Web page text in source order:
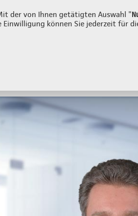
der von Ihnen getätigten Auswahl "
Einwilligung können Sie jederzeit für